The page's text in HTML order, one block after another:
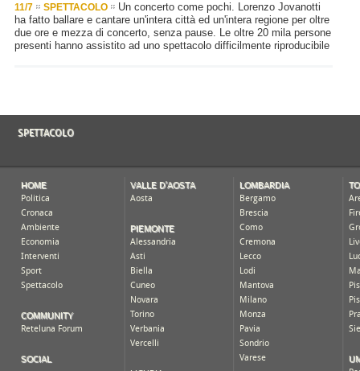
11/7 SPETTACOLO
Un concerto come pochi. Lorenzo Jovanotti
ha fatto ballare e cantare un'intera città ed un'intera regione per oltre
due ore e mezza di concerto, senza pause. Le oltre 20 mila persone
presenti hanno assistito ad uno spettacolo difficilmente riproducibile